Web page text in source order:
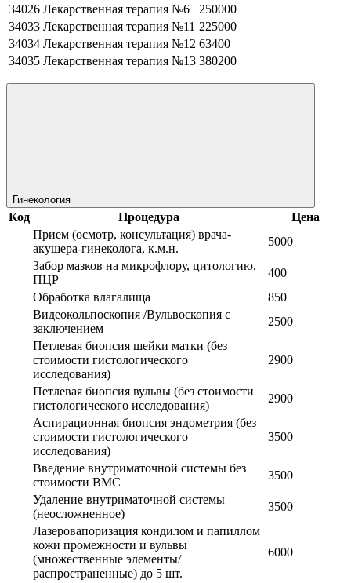
34026 Лекарственная терапия №6
250000
34033 Лекарственная терапия №11 225000
34034 Лекарственная терапия №12 63400
34035 Лекарственная терапия №13 380200
Гинекология
Код Процедура
Цена
Прием (осмотр, консультация) врача-
акушера-гинеколога, к.м.н.
5000
Забор мазков на микрофлору, цитологию,
ПЦР
400
Обработка влагалища
850
Видеокольпоскопия /Вульвоскопия с
заключением
2500
Петлевая биопсия шейки матки (без
стоимости гистологического
исследования)
2900
Петлевая биопсия вульвы (без стоимости
гистологического исследования)
2900
Аспирационная биопсия эндометрия (без
стоимости гистологического
исследования)
3500
Введение внутриматочной системы без
стоимости ВМС
3500
Удаление внутриматочной системы
(неосложненное)
3500
Лазеровапоризация кондилом и папиллом
кожи промежности и вульвы
(множественные элементы/
распространенные) до 5 шт.
6000